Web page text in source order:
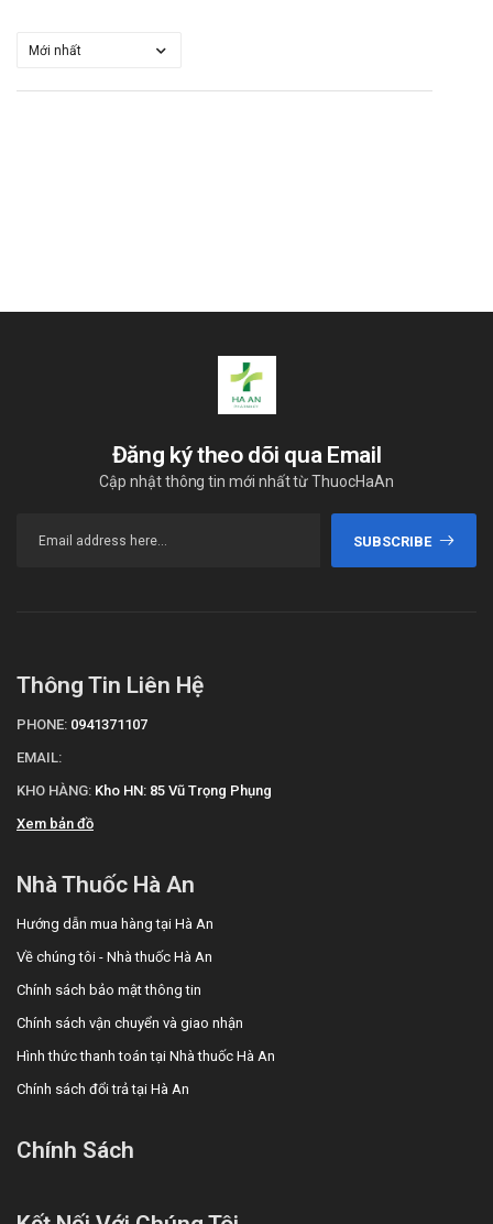
Đăng ký theo dõi qua Email
Cập nhật thông tin mới nhất từ ThuocHaAn
SUBSCRIBE
Thông Tin Liên Hệ
PHONE: 0941371107
EMAIL:
KHO HÀNG: Kho HN: 85 Vũ Trọng Phụng
Xem bản đồ
Nhà Thuốc Hà An
Hướng dẫn mua hàng tại Hà An
Về chúng tôi - Nhà thuốc Hà An
Chính sách bảo mật thông tin
Chính sách vận chuyển và giao nhận
Hình thức thanh toán tại Nhà thuốc Hà An
Chính sách đổi trả tại Hà An
Chính Sách